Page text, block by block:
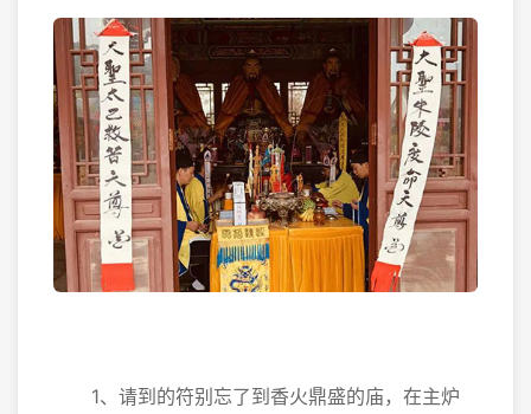
1、请到的符别忘了到香火鼎盛的庙，在主炉